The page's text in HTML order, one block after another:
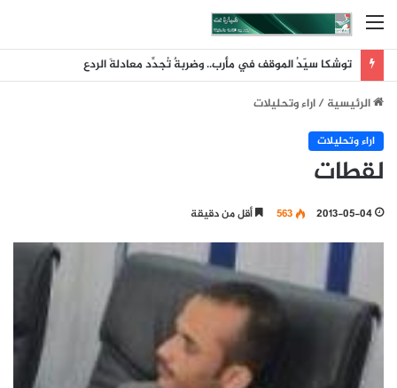
القائمة
توشكا سيّدُ الموقف في مأرب.. وضربةٌ تُجدِّد معادلةَ الردع
الرئيسية/اراء وتحليلات
اراء وتحليلات
لقطات
2013-05-04
563 أقل من دقيقة